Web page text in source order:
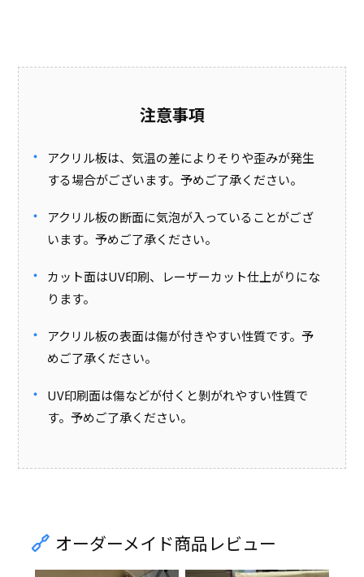
注意事項
アクリル板は、気温の差によりそりや歪みが発生
する場合がございます。予めご了承ください。
アクリル板の断面に気泡が入っていることがござ
います。予めご了承ください。
カット面はUV印刷、レーザーカット仕上がりにな
ります。
アクリル板の表面は傷が付きやすい性質です。予
めご了承ください。
UV印刷面は傷などが付くと剝がれやすい性質で
す。予めご了承ください。
オーダーメイド商品レビュー